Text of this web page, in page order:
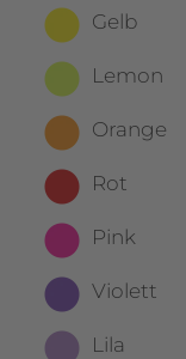
Gelb
Lemon
Orange
Rot
Pink
Violett
Lila